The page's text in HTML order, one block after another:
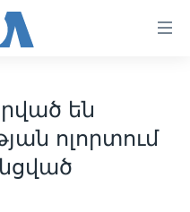
են
ոլորտում